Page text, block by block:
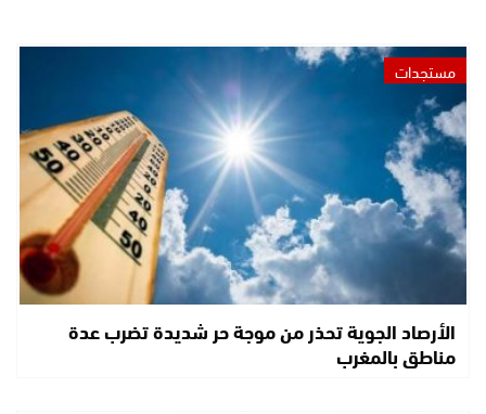
مستجدات
الأرصاد الجوية تحذر من موجة حر شديدة تضرب عدة
مناطق بالمغرب